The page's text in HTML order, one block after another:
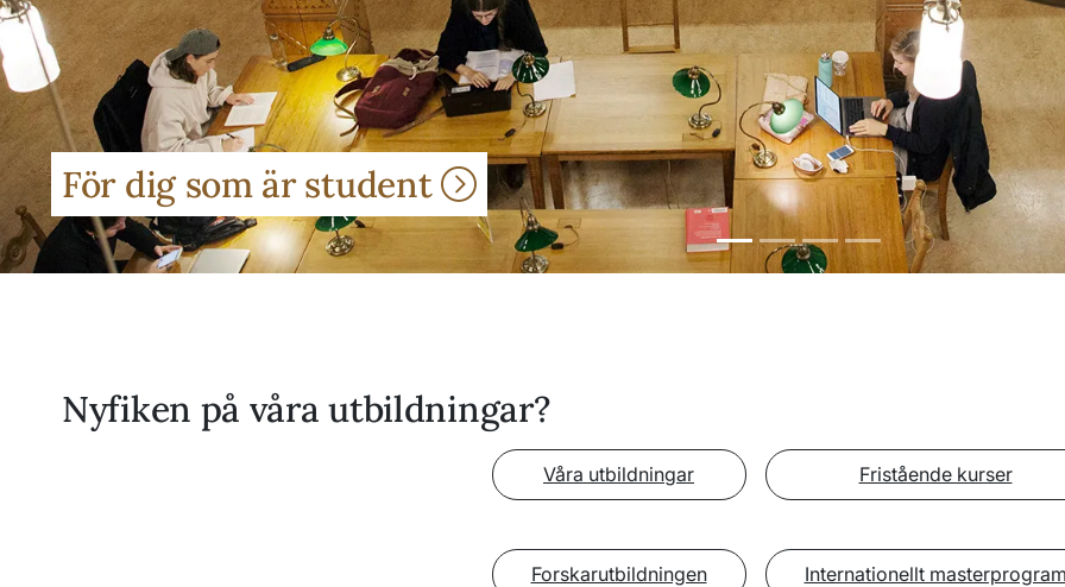
För dig som är student
Nyfiken på våra utbildningar?
Våra utbildningar
Forskarutbildningen
Fristående kurser
Internationellt masterprogram